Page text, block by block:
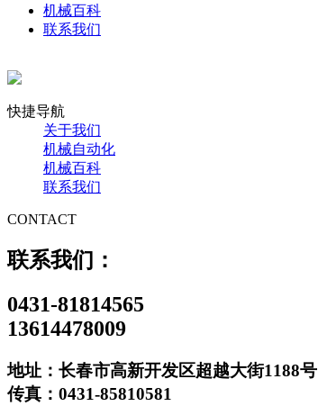
机械百科
联系我们
快捷导航
关于我们
机械自动化
机械百科
联系我们
CONTACT
联系我们：
0431-81814565
13614478009
地址：长春市高新开发区超越大街1188号
传真：0431-85810581